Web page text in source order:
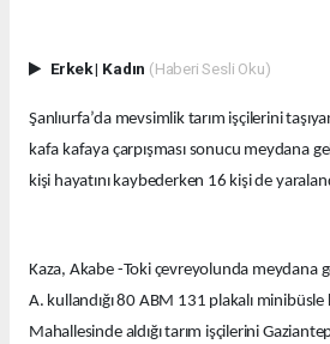
Erkek| Kadın (Haberi Sesli Oku)
Şanlıurfa’da mevsimlik tarım işçilerini
kafa kafaya çarpışması sonucu meydana
kişi hayatını kaybederken 16 kişi de
Kaza, Akabe -Toki çevreyolunda meydana
A. kullandığı 80 ABM 131 plakalı minibüsle
Mahallesinde aldığı tarım işçilerini